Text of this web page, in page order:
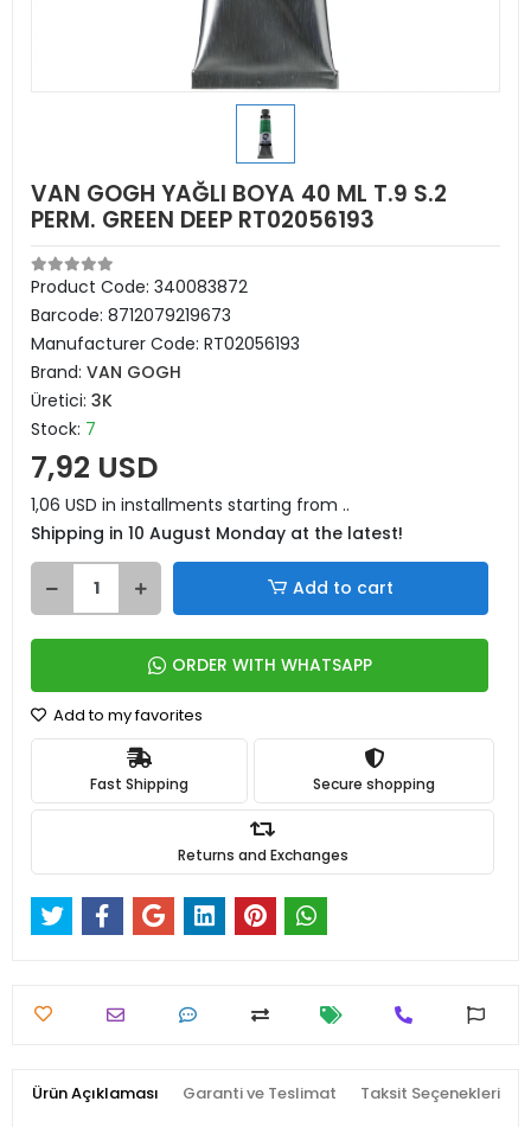
VAN GOGH YAĞLI BOYA 40 ML T.9 S.2
PERM. GREEN DEEP RT02056193
Product Code: 340083872
Barcode: 8712079219673
Manufacturer Code: RT02056193
Brand: VAN GOGH
Üretici: 3K
Stock: 7
7,92 USD
1,06 USD in installments starting from ..
Shipping in 10 August Monday at the latest!
Add to cart
ORDER WITH WHATSAPP
Add to my favorites
Fast Shipping Secure shopping
Returns and Exchanges
Ürün Açıklaması Garanti ve Teslimat Taksit Seçenekleri